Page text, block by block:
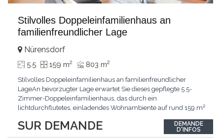
Stilvolles Doppeleinfamilienhaus an
familienfreundlicher Lage
SUR DEMANDE
Nürensdorf
5.5 159 m2 803 m2
Stilvolles Doppeleinfamilienhaus an familienfreundlicher
LageAn bevorzugter Lage erwartet Sie dieses gepflegte 5.5-
Zimmer-Doppeleinfamilienhaus, das durch ein
lichtdurchflutetes, einladendes Wohnambiente auf rund 159 m²
Liegenschaft in einem hervorragenden Zustand und vereint
zeitgemässen Wohnkomfort perfekt mit nachhaltiger
DEMANDE
D'INFOS